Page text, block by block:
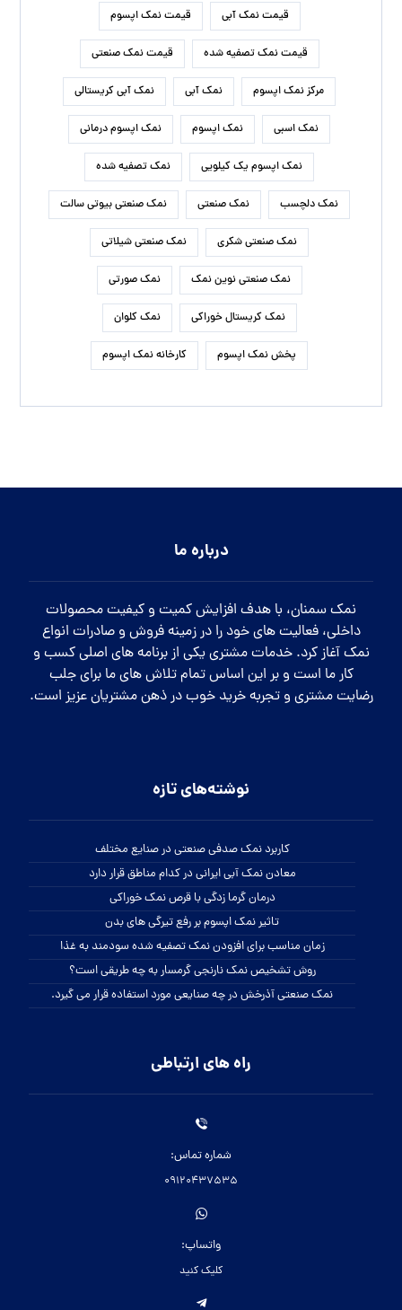
قیمت نمک آبی قیمت نمک اپسوم
قیمت نمک تصفیه شده قیمت نمک صنعتی
مرکز نمک اپسوم نمک آبی نمک آبی کریستالی
نمک اسبی نمک اپسوم نمک اپسوم درمانی
نمک اپسوم یک کیلویی نمک تصفیه شده
نمک دلچسب نمک صنعتی نمک صنعتی بیوتی سالت
نمک صنعتی شکری نمک صنعتی شیلاتی
نمک صنعتی نوین نمک نمک صورتی
نمک کریستال خوراکی نمک کلوان
پخش نمک اپسوم کارخانه نمک اپسوم
درباره ما
نمک سمنان، با هدف افزایش کمیت و کیفیت محصولات
داخلی، فعالیت های خود را در زمینه فروش و صادرات انواع
نمک آغاز کرد. خدمات مشتری یکی از برنامه های اصلی کسب و
کار ما است و بر این اساس تمام تلاش های ما برای جلب
رضایت مشتری و تجربه خرید خوب در ذهن مشتریان عزیز است.
نوشته‌های تازه
کاربرد نمک صدفی صنعتی در صنایع مختلف
معادن نمک آبی ایرانی در کدام مناطق قرار دارد
درمان گرما زدگی با قرص نمک خوراکی
تاثیر نمک اپسوم بر رفع تیرگی های بدن
زمان مناسب برای افزودن نمک تصفیه شده سودمند به غذا
روش تشخیص نمک نارنجی گرمسار به چه طریقی است؟
نمک صنعتی آذرخش در چه صنایعی مورد استفاده قرار می گیرد.
راه های ارتباطی
شماره تماس:
09120437535
واتساپ:
کلیک کنید